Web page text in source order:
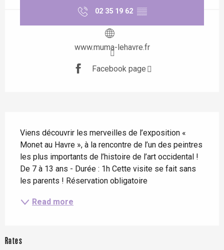
02 35 19 62 ▒▒
www.muma-lehavre.fr
Facebook page
Viens découvrir les merveilles de l’exposition «
Monet au Havre », à la rencontre de l’un des peintres
les plus importants de l’histoire de l’art occidental !
De 7 à 13 ans - Durée : 1h Cette visite se fait sans
les parents ! Réservation obligatoire
Read more
Rates